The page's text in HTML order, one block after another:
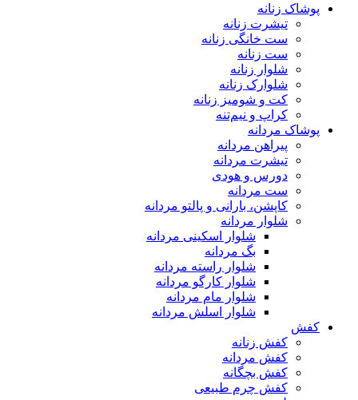
پوشاک زنانه
تیشرت زنانه
ست خانگی زنانه
ست زنانه
شلوار زنانه
شلوارک زنانه
کت و شومیز زنانه
کراپ و نیم‌تنه
پوشاک مردانه
پیراهن مردانه
تیشرت مردانه
دورس و هودی
ست مردانه
کاپشن، بارانی و پالتو مردانه
شلوار مردانه
شلوار اسکینی مردانه
بگ مردانه
شلوار راسته مردانه
شلوار کارگو مردانه
شلوار مام مردانه
شلوار اسلش مردانه
کفش
کفش زنانه
کفش مردانه
کفش بچگانه
کفش چرم طبیعی